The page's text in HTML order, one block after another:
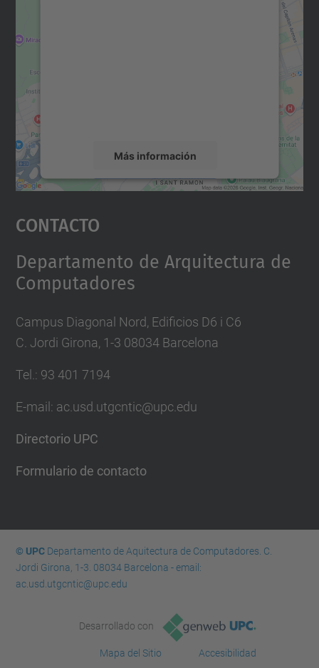
Más información
Aceptar
powered by
Contacto
Departamento de Arquitectura de
Computadores
Campus Diagonal Nord, Edificios D6 i C6
C. Jordi Girona, 1-3 08034 Barcelona
Tel.: 93 401 7194
E-mail: ac.usd.utgcntic@upc.edu
Directorio UPC
Formulario de contacto
© UPCDepartamento de Aquitectura de Computadores. C.
Jordi Girona, 1-3. 08034 Barcelona - email:
ac.usd.utgcntic@upc.edu
Desarrollado con
Mapa del Sitio
Accesibilidad